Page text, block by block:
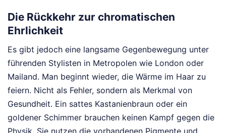
Die Rückkehr zur chromatischen
Ehrlichkeit
Es gibt jedoch eine langsame Gegenbewegung unter
führenden Stylisten in Metropolen wie London oder
Mailand. Man beginnt wieder, die Wärme im Haar zu
feiern. Nicht als Fehler, sondern als Merkmal von
Gesundheit. Ein sattes Kastanienbraun oder ein
goldener Schimmer brauchen keinen Kampf gegen die
Physik. Sie nutzen die vorhandenen Pigmente und